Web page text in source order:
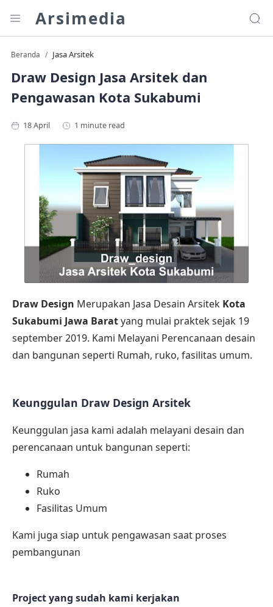
Arsimedia
Beranda Jasa Arsitek
Draw Design Jasa Arsitek dan
Pengawasan Kota Sukabumi
1 minute read
Draw Design Merupakan Jasa Desain Arsitek Kota
Sukabumi Jawa Baratyang mulai praktek sejak 19
september 2019. Kami Melayani Perencanaan desain
dan bangunan seperti Rumah, ruko, fasilitas umum.
Keunggulan Draw Design Arsitek
Keunggulan jasa kami adalah melayani desain dan
perencanaan untuk bangunan seperti:
Rumah
Ruko
Fasilitas Umum
Kami juga siap untuk pengawasan saat proses
pembangunan
Project yang sudah kami kerjakan